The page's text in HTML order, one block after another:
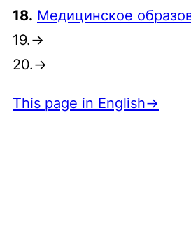
18. Медицинское
19.→
20.→
This page in English→